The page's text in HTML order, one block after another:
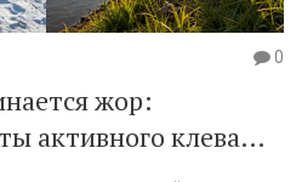
0
жор:
активного клева